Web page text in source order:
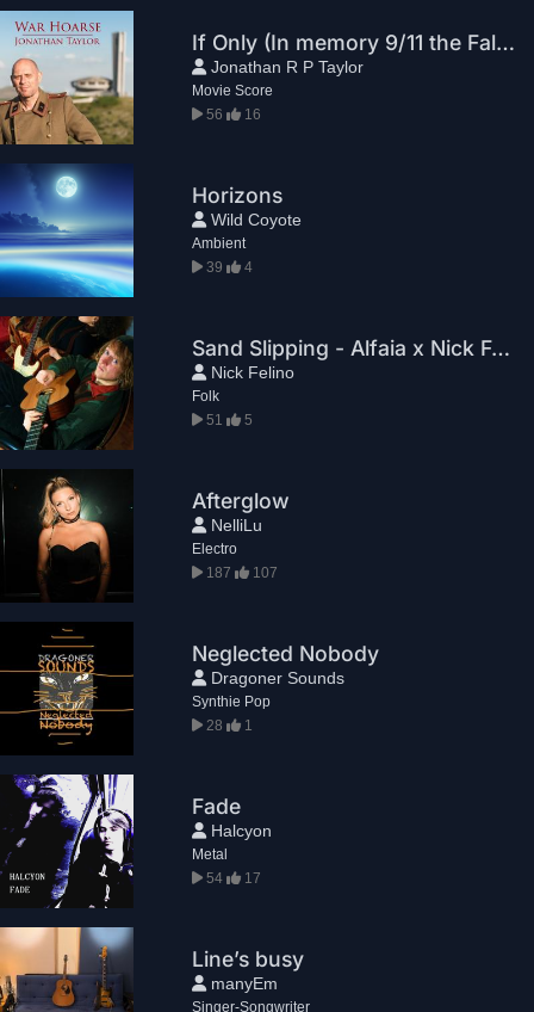
If Only (In memory 9/11 the Falling Man)
Jonathan R P Taylor
Movie Score
56
16
Horizons
Wild Coyote
Ambient
39
4
Sand Slipping - Alfaia x Nick Felino
Nick Felino
Folk
51
5
Afterglow
NelliLu
Electro
187
107
Neglected Nobody
Dragoner Sounds
Synthie Pop
28
1
Fade
Halcyon
Metal
54
17
Line’s busy
manyEm
Singer-Songwriter